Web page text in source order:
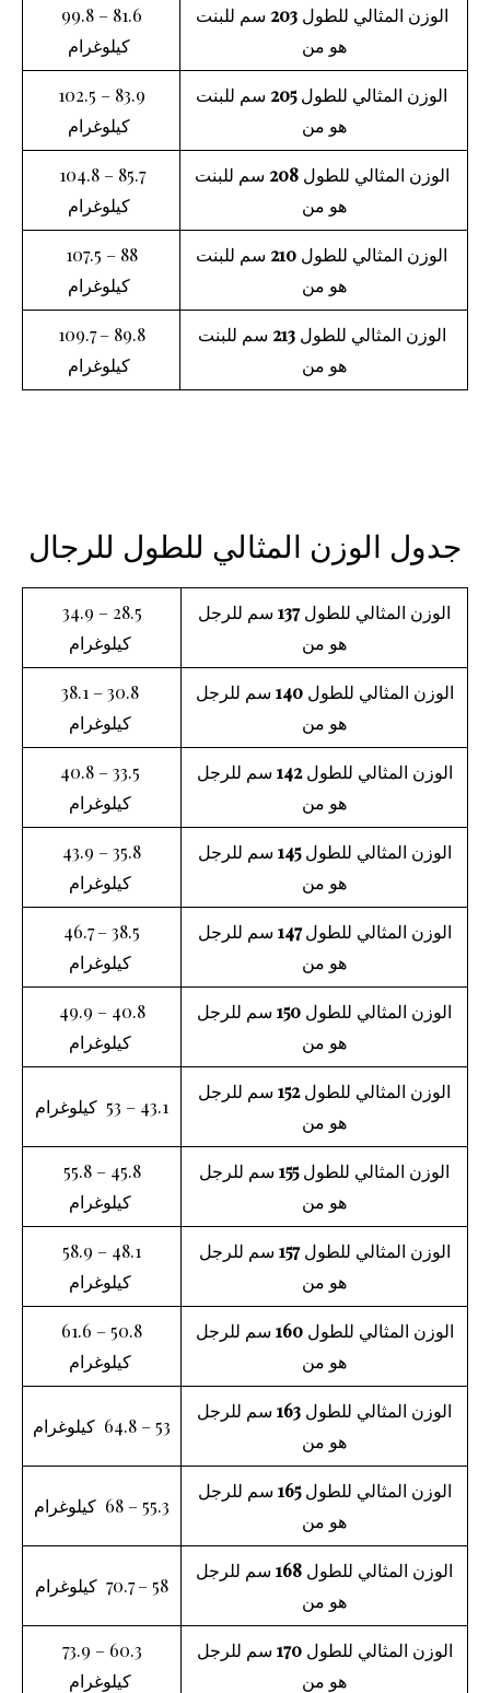
الوزن المثالي للطول203 سم للبنت
هو من
81.6 – 99.8
كيلوغرام
الوزن المثالي للطول205 سم للبنت
هو من
83.9 – 102.5
كيلوغرام
الوزن المثالي للطول208 سم للبنت
هو من
85.7 – 104.8
كيلوغرام
الوزن المثالي للطول 210 سم للبنت
هو من
88 – 107.5
كيلوغرام
الوزن المثالي للطول213 سم للبنت
هو من
89.8 – 109.7
كيلوغرام
جدول الوزن المثالي للطول للرجال
الوزن المثالي للطول137 سم للرجل
هو من
28.5 – 34.9
كيلوغرام
الوزن المثالي للطول140 سم للرجل
هو من
30.8 – 38.1
كيلوغرام
الوزن المثالي للطول142 سم للرجل
هو من
33.5 – 40.8
كيلوغرام
الوزن المثالي للطول145 سم للرجل
هو من
35.8 – 43.9
كيلوغرام
الوزن المثالي للطول147 سم للرجل
هو من
38.5 – 46.7
كيلوغرام
الوزن المثالي للطول 150 سم للرجل
هو من
40.8 – 49.9
كيلوغرام
الوزن المثالي للطول152 سم للرجل
هو من
43.1 – 53 كيلوغرام
الوزن المثالي للطول155 سم للرجل
هو من
45.8 – 55.8
كيلوغرام
الوزن المثالي للطول157 سم للرجل
هو من
48.1 – 58.9
كيلوغرام
الوزن المثالي للطول160 سم للرجل
هو من
50.8 – 61.6
كيلوغرام
الوزن المثالي للطول 163 سم للرجل
هو من
53 – 64.8 كيلوغرام
الوزن المثالي للطول165 سم للرجل
هو من
55.3 – 68 كيلوغرام
الوزن المثالي للطول 168 سم للرجل
هو من
58 – 70.7 كيلوغرام
الوزن المثالي للطول170 سم للرجل
هو من
60.3 – 73.9
كيلوغرام